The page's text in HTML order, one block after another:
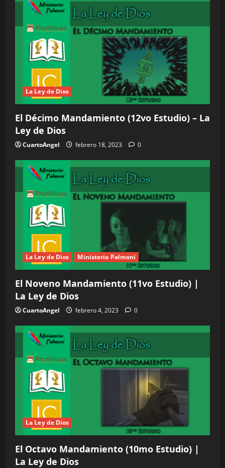
La Ley de Dios
El Décimo Mandamiento (12vo Estudio) – La
Ley de Dios
CuartoAngel febrero 18, 2023 0
La Ley de Dios Ministerio Palmoni
El Noveno Mandamiento (11vo Estudio) |
La Ley de Dios
CuartoAngel febrero 4, 2023 0
La Ley de Dios
El Octavo Mandamiento (10mo Estudio) |
La Ley de Dios